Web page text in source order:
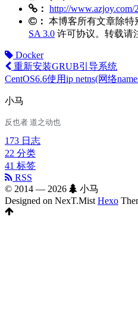
： http://www.azjoy.com/
： 本博客所有文章除特
SA 3.0 许可协议。转载请
Docker
重新安装GRUB引导系统
CentOS6.6使用ip netns(网络
小马
反也者 道之动也
173 日志
22 分类
41 标签
RSS
© 2014 — 2026
小马
Designed on NexT.Mist Hexo